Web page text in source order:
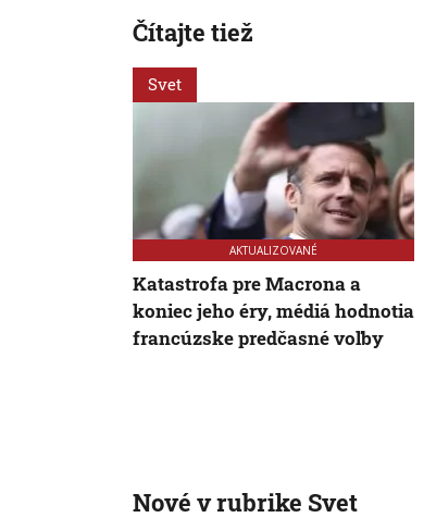
Čítajte tiež
Svet
AKTUALIZOVANÉ
Katastrofa pre Macrona a
koniec jeho éry, médiá hodnotia
francúzske predčasné voľby
Nové v rubrike Svet